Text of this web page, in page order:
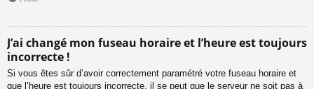
J’ai changé mon fuseau horaire et l’heure est toujours
incorrecte !
Si vous êtes sûr d’avoir correctement paramétré votre fuseau horaire et
que l’heure est toujours incorrecte, il se peut que le serveur ne soit pas à